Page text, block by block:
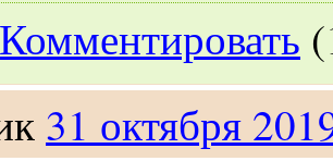
Комментировать
31 октября